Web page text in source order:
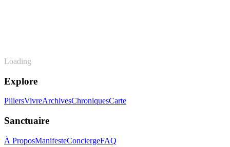
Loading
Explore
PiliersVivreArchivesChroniquesCarte
Sanctuaire
À ProposManifesteConciergeFAQ